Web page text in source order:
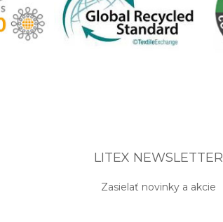
LITEX NEWSLETTER
Zasielať novinky a akcie